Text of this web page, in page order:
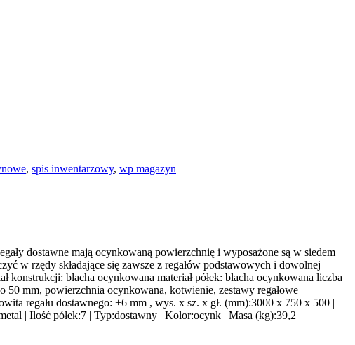
, spis inwentarzowy, wp magazyn
dostawne mają ocynkowaną powierzchnię i wyposażone są w siedem
w rzędy składające się zawsze z regałów podstawowych i dowolnej
konstrukcji: blacha ocynkowana materiał półek: blacha ocynkowana liczba
50 mm, powierzchnia ocynkowana, kotwienie, zestawy regałowe
regału dostawnego: +6 mm , wys. x sz. x gł. (mm):3000 x 750 x 500 |
| Ilość półek:7 | Typ:dostawny | Kolor:ocynk | Masa (kg):39,2 |